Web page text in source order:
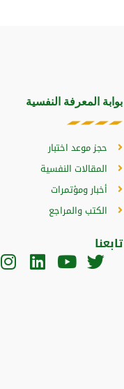
بوابة المعرفة النفسية
حجز موعد اختبار
المقالات النفسية
أخبار ومؤتمرات
الكتب والمراجع
تابعنا